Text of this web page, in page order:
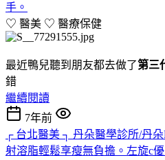
手。
♡ 醫美 ♡ 醫療保健
最近鴨兒聽到朋友都去做了第三
錯
繼續閱讀
7年前
┌ 台北醫美 ┐ 丹朵醫學診所/丹
射溶脂輕鬆享瘦無負擔。左旋c